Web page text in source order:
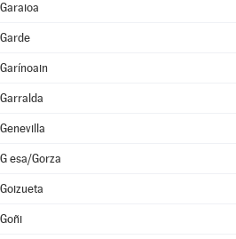
Garaioa
Garde
Garínoain
Garralda
Genevilla
G esa/Gorza
Goizueta
Goñi